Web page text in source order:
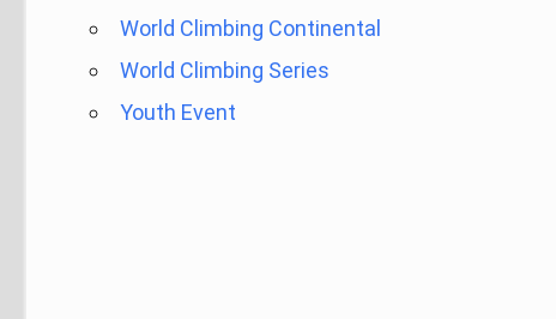
World Climbing Continental
World Climbing Series
Youth Event